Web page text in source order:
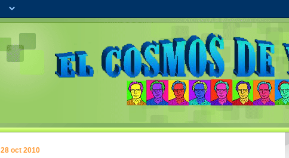
28 oct 2010